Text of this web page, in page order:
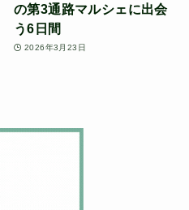
の第3通路マルシェに出会
う6日間
2026年3月23日